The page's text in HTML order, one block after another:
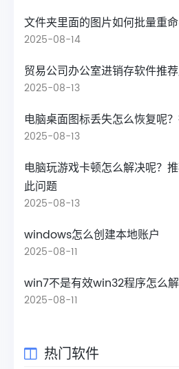
文件夹里面的图片如何批量重
2025-08-14
贸易公司办公室进销存软件推
2025-08-13
电脑桌面图标丢失怎么恢复呢
2025-08-13
电脑玩游戏卡顿怎么解决呢？
此问题
2025-08-13
windows怎么创建本地账户
2025-08-11
win7不是有效win32程序怎么
2025-08-11
热门软件